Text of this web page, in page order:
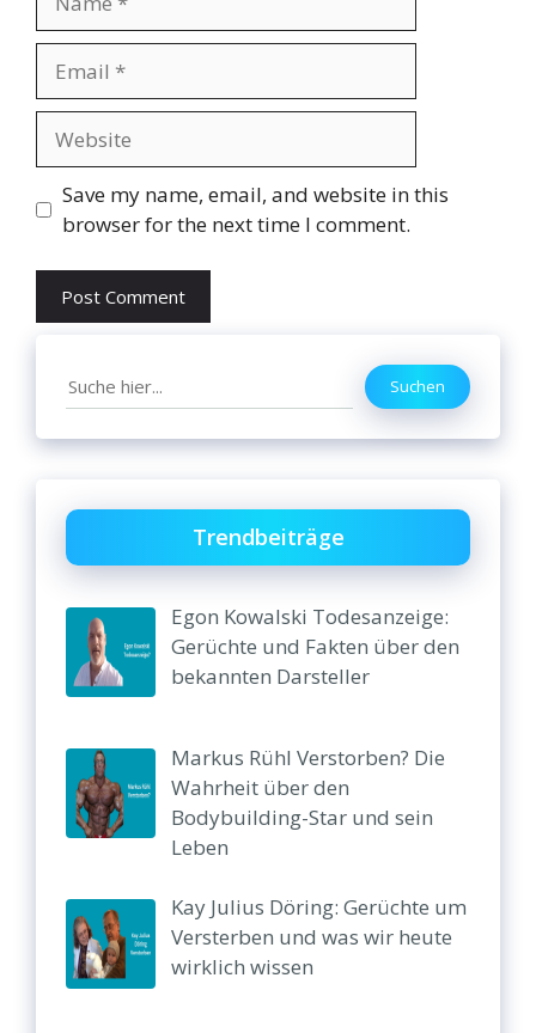
Save my name, email, and website in this
browser for the next time I comment.
Search Suchen
Trendbeiträge
Egon Kowalski Todesanzeige:
Gerüchte und Fakten über den
bekannten Darsteller
Markus Rühl Verstorben? Die
Wahrheit über den
Bodybuilding-Star und sein
Leben
Kay Julius Döring: Gerüchte um
Versterben und was wir heute
wirklich wissen